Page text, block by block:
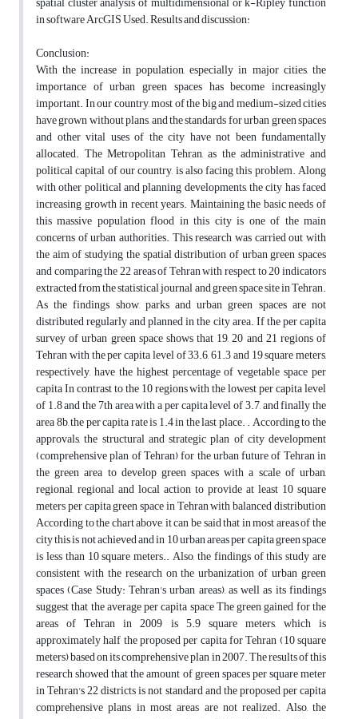
in software ArcGIS Used. Results and discussion:
Conclusion:
With the increase in population, especially in major cities, the
importance of urban green spaces has become increasingly
important. In our country, most of the big and medium-sized cities
have grown without plans, and the standards for urban green spaces
and other vital uses of the city have not been fundamentally
allocated. The Metropolitan Tehran, as the administrative and
political capital of our country, is also facing this problem. Along
with other political and planning developments, the city has faced
increasing growth in recent years. Maintaining the basic needs of
this massive population flood in this city is one of the main
concerns of urban authorities. This research was carried out with
the aim of studying the spatial distribution of urban green spaces
and comparing the 22 areas of Tehran with respect to 20 indicators
extracted from the statistical journal and green space site in Tehran.
As the findings show, parks and urban green spaces are not
distributed regularly and planned in the city area. If the per capita
survey of urban green space shows that 19, 20 and 21 regions of
Tehran with the per capita level of 33.6, 61.3 and 19 square meters,
respectively, have the highest percentage of vegetable space per
capita In contrast to the 10 regions with the lowest per capita level
of 1.8 and the 7th area with a per capita level of 3.7, and finally the
area 8b, the per capita rate is 1.4 in the last place. . According to the
approvals, the structural and strategic plan of city development
(comprehensive plan of Tehran) for the urban future of Tehran in
the green area to develop green spaces with a scale of urban,
regional, regional and local action to provide at least 10 square
meters per capita green space in Tehran with balanced distribution
According to the chart above, it can be said that in most areas of the
city this is not achieved and in 10 urban areas per capita green space
is less than 10 square meters.. Also, the findings of this study are
consistent with the research on the urbanization of urban green
spaces (Case Study: Tehran's urban areas), as well as its findings
suggest that the average per capita space The green gained for the
areas of Tehran in 2009 is 5.9 square meters, which is
approximately half the proposed per capita for Tehran (10 square
meters) based on its comprehensive plan in 2007. The results of this
research showed that the amount of green spaces per square meter
in Tehran's 22 districts is not standard and the proposed per capita
comprehensive plans in most areas are not realized. Also, the